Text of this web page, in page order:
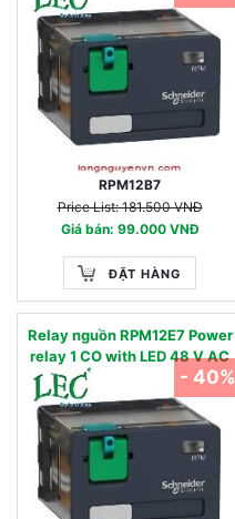
RPM12B7
Price List: 181.500 VNĐ
Giá bán: 99.000 VNĐ
ĐẶT HÀNG
Relay nguồn RPM12E7 Power
relay 1 CO with LED 48 V AC
- 40%